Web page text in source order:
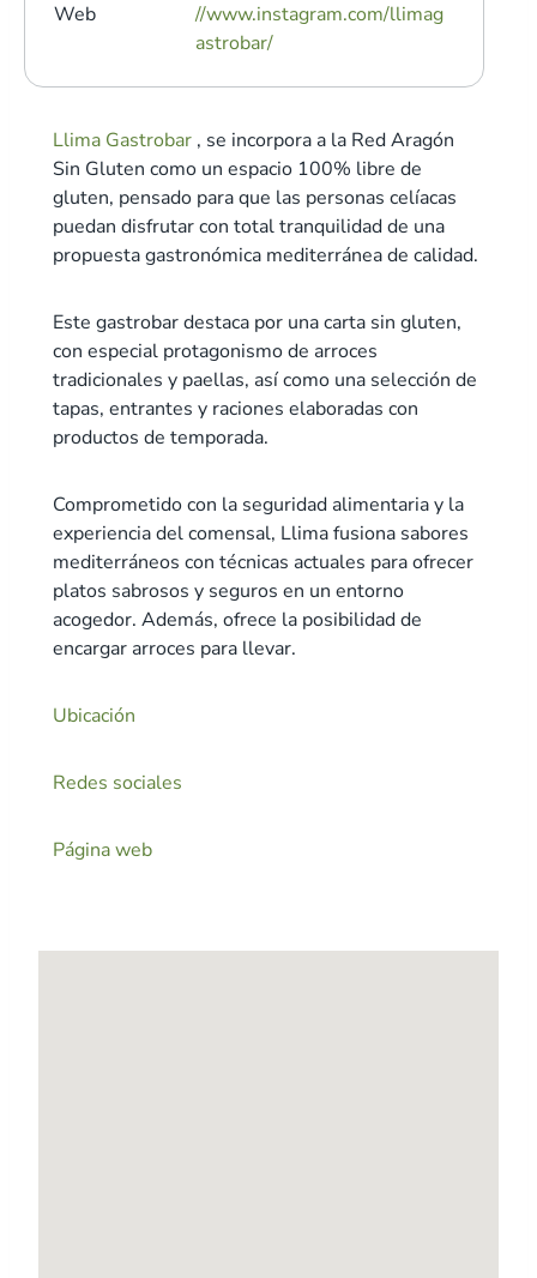
Web
//www.instagram.com/llimag
astrobar/
Llima Gastrobar , se incorpora a la Red Aragón
Sin Gluten como un espacio 100% libre de
gluten, pensado para que las personas celíacas
puedan disfrutar con total tranquilidad de una
propuesta gastronómica mediterránea de calidad.
Este gastrobar destaca por una carta sin gluten,
con especial protagonismo de arroces
tradicionales y paellas, así como una selección de
tapas, entrantes y raciones elaboradas con
productos de temporada.
Comprometido con la seguridad alimentaria y la
experiencia del comensal, Llima fusiona sabores
mediterráneos con técnicas actuales para ofrecer
platos sabrosos y seguros en un entorno
acogedor. Además, ofrece la posibilidad de
encargar arroces para llevar.
Ubicación
Redes sociales
Página web